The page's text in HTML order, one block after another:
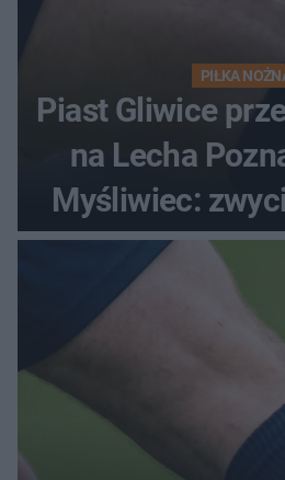
PIŁKA
Piast Gliwice
na Lecha
Myśliwiec: